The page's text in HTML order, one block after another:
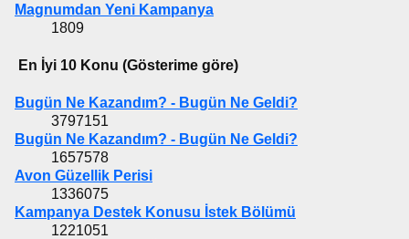
Magnumdan Yeni Kampanya
1809
En İyi 10 Konu (Gösterime göre)
Bugün Ne Kazandım? - Bugün Ne Geldi?
3797151
Bugün Ne Kazandım? - Bugün Ne Geldi?
1657578
Avon Güzellik Perisi
1336075
Kampanya Destek Konusu İstek Bölümü
1221051